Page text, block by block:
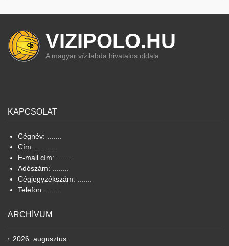
VIZIPOLO.HU
A magyar vízilabda hivatalos oldala
KAPCSOLAT
Cégnév: .......
Cím: ...........
E-mail cím: .......
Adószám: ........
Cégjegyzékszám: .......
Telefon: ........
ARCHÍVUM
2026. augusztus